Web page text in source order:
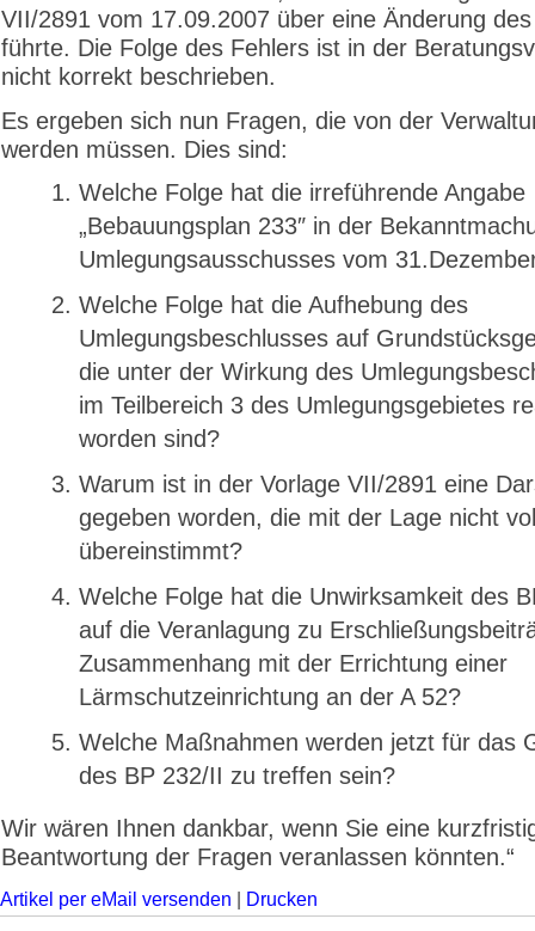
VII/2891 vom 17.09.2007 über eine Änderung
führte. Die Folge des Fehlers ist in der
nicht korrekt beschrieben.
Es ergeben sich nun Fragen, die von der
werden müssen. Dies sind:
Welche Folge hat die irreführende Angabe
„Bebauungsplan 233″ in der
Umlegungsausschusses vom
Welche Folge hat die Aufhebung des
Umlegungsbeschlusses auf
die unter der Wirkung des
im Teilbereich 3 des Umlegungsgebietes
worden sind?
Warum ist in der Vorlage VII/2891 eine
gegeben worden, die mit der Lage nicht
übereinstimmt?
Welche Folge hat die Unwirksamkeit des
auf die Veranlagung zu
Zusammenhang mit der Errichtung einer
Lärmschutzeinrichtung an der A 52?
Welche Maßnahmen werden jetzt für das
des BP 232/II zu treffen sein?
Wir wären Ihnen dankbar, wenn Sie eine
Beantwortung der Fragen veranlassen könnten.“
Artikel per eMail versenden Drucken